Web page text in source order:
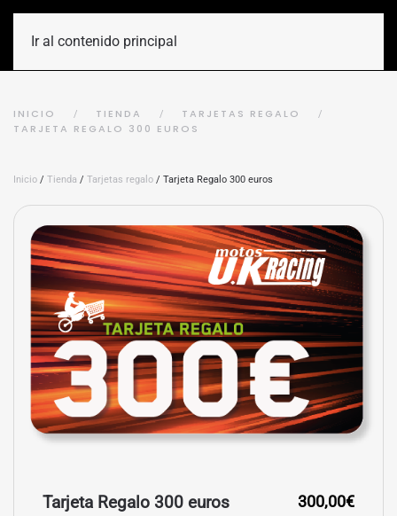
Ir al contenido principal
INICIO TIENDA
TARJETAS REGALO
TARJETA REGALO 300 EUROS
Inicio / Tienda / Tarjetas regalo / Tarjeta Regalo 300 euros
Tarjeta Regalo 300 euros 300,00€